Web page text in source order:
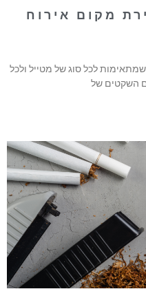
מקום אירוח
לכל סוג של מטייל ולכל
של